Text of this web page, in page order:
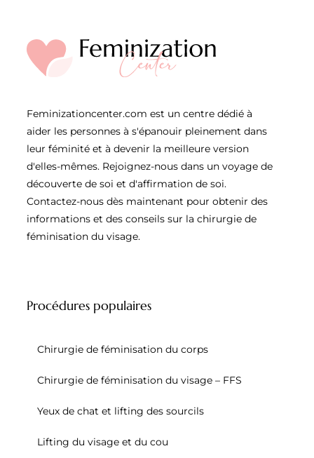
Feminizationcenter.com est un centre dédié à
aider les personnes à s'épanouir pleinement dans
leur féminité et à devenir la meilleure version
d'elles-mêmes. Rejoignez-nous dans un voyage de
découverte de soi et d'affirmation de soi.
Contactez-nous dès maintenant pour obtenir des
informations et des conseils sur la chirurgie de
féminisation du visage.
Procédures populaires
Chirurgie de féminisation du corps
Chirurgie de féminisation du visage – FFS
Yeux de chat et lifting des sourcils
Lifting du visage et du cou